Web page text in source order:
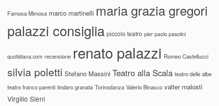
Famosa Mimosa marco martinelli maria grazia gregori
palazzi consiglia piccolo teatro pier paolo pasolini
quotidiana.com recensione renato palazzi Romeo Castellucci
silvia poletti Stefano Massini Teatro alla Scala teatro delle albe
teatro franco parenti tindaro granata Torinodanza Valerio Binasco valter malosti
Virgilio Sieni